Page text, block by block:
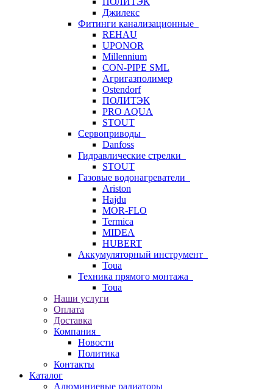
Джилекс
Фитинги канализационные
REHAU
UPONOR
Millennium
CON-PIPE SML
Агригазполимер
Ostendorf
ПОЛИТЭК
PRO AQUA
STOUT
Сервоприводы
Danfoss
Гидравлические стрелки
STOUT
Газовые водонагреватели
Ariston
Hajdu
MOR-FLO
Termica
MIDEA
HUBERT
Аккумуляторный инструмент
Toua
Техника прямого монтажа
Toua
Наши услуги
Оплата
Доставка
Компания
Новости
Политика
Контакты
Каталог
Алюминиевые радиаторы